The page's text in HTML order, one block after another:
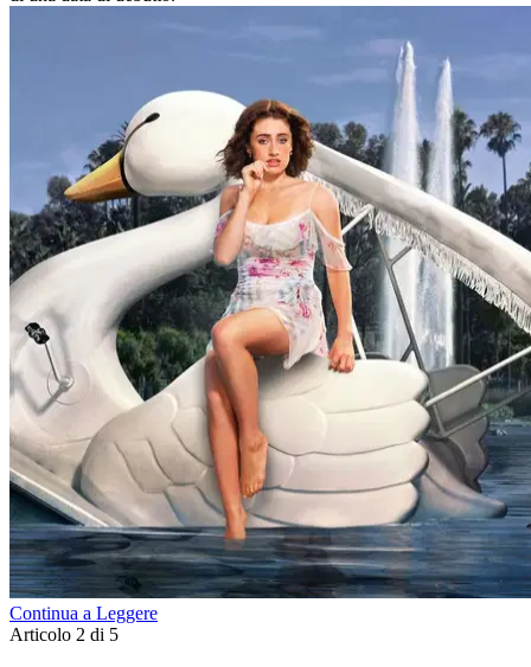
Continua a Leggere
Articolo 2 di 5